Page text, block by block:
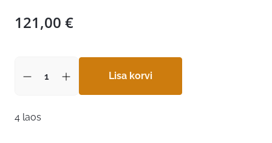
121,00 €
Lisa korvi
4 laos